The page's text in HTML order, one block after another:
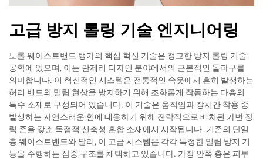
고급 방지 롤링 기술 엔지니어링
노롤 웨이스트밴드 탱가의 핵심 혁신 기술은 정교한 방지 롤링 기술
공학에 있으며, 이는 란제리 디자인 분야에서의 근본적인 돌파구를
의미합니다. 이 혁신적인 시스템은 전통적인 속옷에서 흔히 발생하는
허리 밴드의 밀림 현상을 방지하기 위해 조화롭게 작동하는 다층의
특수 소재로 구성되어 있습니다. 이 기술은 움직임과 장시간 착용 중
발생하는 자연스러운 힘에 대응하기 위해 전략적으로 배치된 가변 장
력 존을 갖춘 독점적 신축성 혼합 소재에서 시작됩니다. 기존의 단일
층 웨이스트밴드와 달리, 이 고급 시스템은 각각 특정한 밀림 방지 기
능을 수행하는 삼중 구조를 채택하고 있습니다. 가장 안쪽 층은 피부